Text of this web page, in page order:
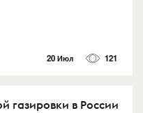
20 Июл 121
газировки в России